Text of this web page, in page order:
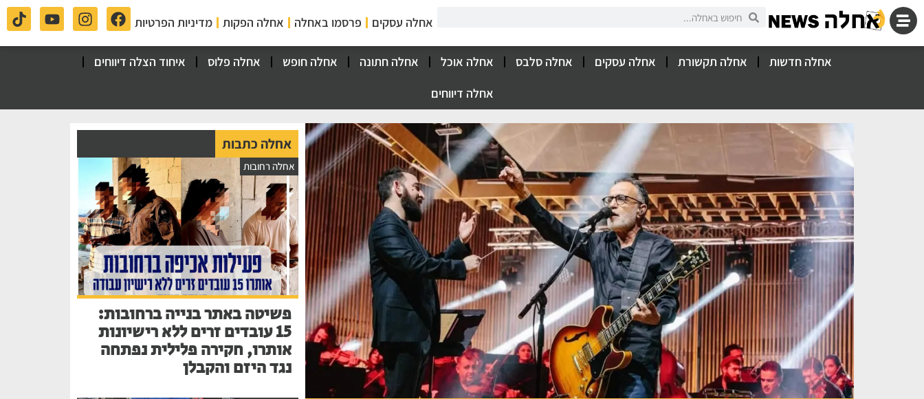
אחלה עסקים פרסמו באחלה אחלה הפקות מדיניות הפרטיות
אחלה חדשות אחלה תקשורת אחלה עסקים אחלה סלבס אחלה אוכל אחלה חתונה אחלה חופש אחלה פלוס
איחוד הצלה דיווחים
אחלה דיווחים
אחלה כתבות
אחלה רחובות
פשיטה באתר בנייה ברחובות:
15 עובדים זרים ללא רישיונות
אותרו, חקירה פלילית נפתחה
נגד היזם והקבלן